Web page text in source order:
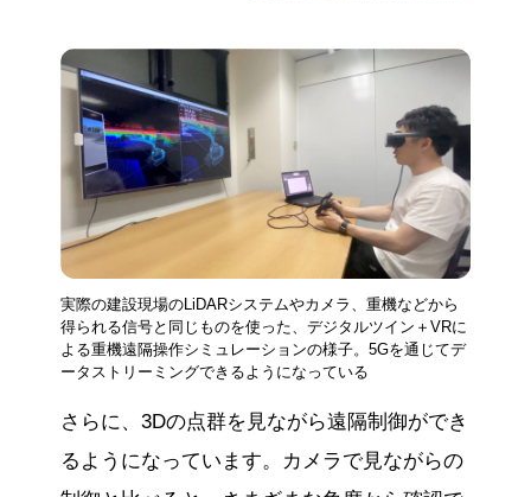
実際の建設現場のLiDARシステムやカメラ、重機などから
得られる信号と同じものを使った、デジタルツイン＋VRに
よる重機遠隔操作シミュレーションの様子。5Gを通じてデ
ータストリーミングできるようになっている
さらに、3Dの点群を見ながら遠隔制御ができ
るようになっています。カメラで見ながらの